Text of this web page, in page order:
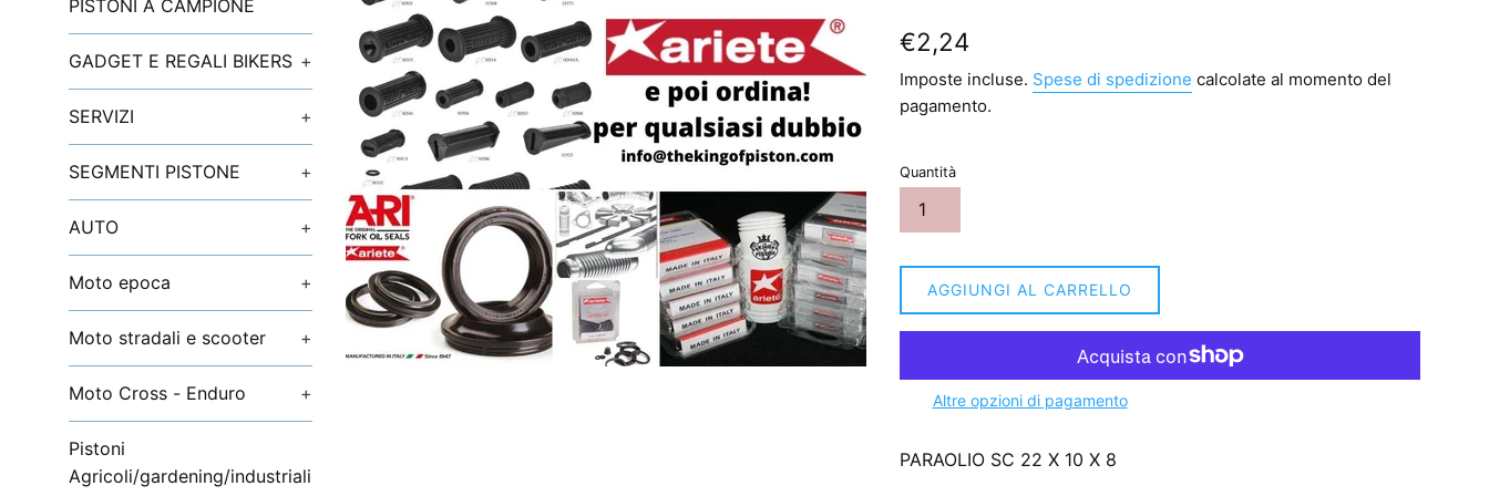
PISTONI A CAMPIONE
GADGET E REGALI BIKERS +
SERVIZI +
SEGMENTI PISTONE +
AUTO +
Moto epoca +
Moto stradali e scooter +
Moto Cross - Enduro +
Pistoni
Agricoli/gardening/industriali
Prezzo
listino
€2,24
Imposte incluse. Spese di spedizione calcolate al momento del
pagamento.
Quantità
AGGIUNGI AL CARRELLO
Altre opzioni di pagamento
PARAOLIO SC 22 X 10 X 8